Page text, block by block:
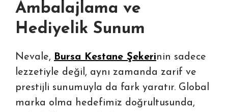
Ambalajlama ve
Hediyelik Sunum
Nevale, Bursa Kestane Şekerinin sadece
lezzetiyle değil, aynı zamanda zarif ve
prestijli sunumuyla da fark yaratır. Global
marka olma hedefimiz doğrultusunda,